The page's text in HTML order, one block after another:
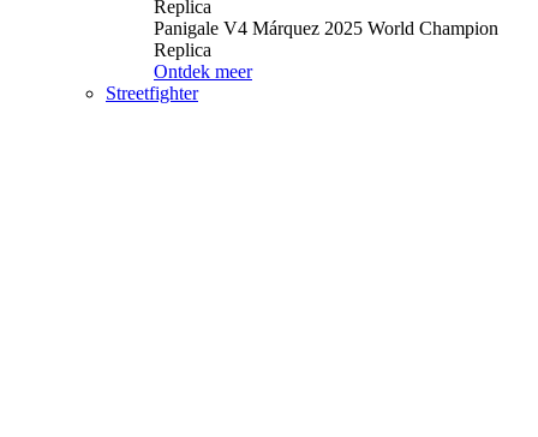
Replica
Panigale V4 Márquez 2025 World Champion
Replica
Ontdek meer
Streetfighter